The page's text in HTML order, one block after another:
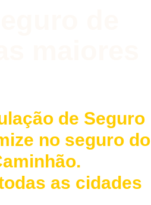
de Seguro
no seguro do
as cidades